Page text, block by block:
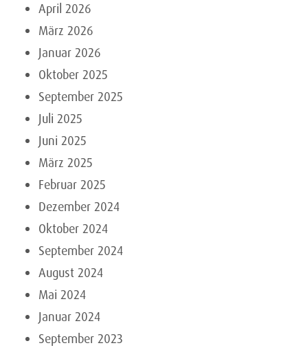
April 2026
März 2026
Januar 2026
Oktober 2025
September 2025
Juli 2025
Juni 2025
März 2025
Februar 2025
Dezember 2024
Oktober 2024
September 2024
August 2024
Mai 2024
Januar 2024
September 2023